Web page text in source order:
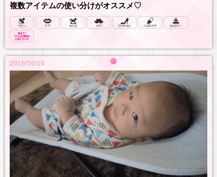
複数アイテムの使い分けがオススメ♡
2019/10/10